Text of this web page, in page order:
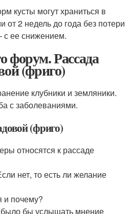
кусты могут храниться в
от 2 недель до года без потери
с ее снижением.
форум. Рассада
(фриго)
клубники и земляники.
с заболеваниями.
(фриго)
относятся к рассаде
нет, то есть ли желание
и почему?
бы услышать мнение